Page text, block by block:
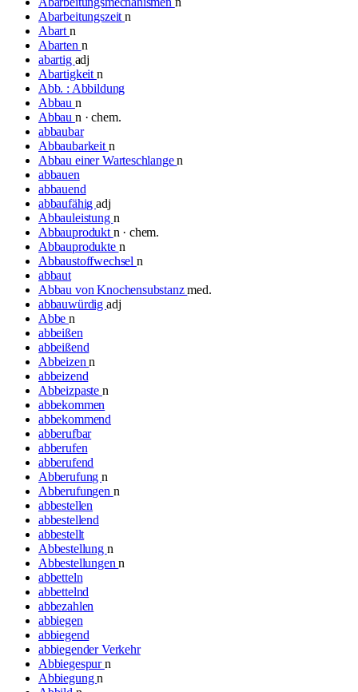
Abarbeitungszeitn
Abart n
Abarten n
abartig adj
Abartigkeit n
Abb. : Abbildung
Abbau n
Abbau n · chem.
abbaubar
Abbaubarkeit n
Abbau einer Warteschlangen
abbauen
abbauend
abbaufähigadj
Abbauleistung n
Abbauprodukt n · chem.
Abbauprodukte n
Abbaustoffwechsel n
abbaut
Abbau von Knochensubstanzmed.
abbauwürdig adj
Abben
abbeißen
abbeißend
Abbeizenn
abbeizend
Abbeizpaste n
abbekommen
abbekommend
abberufbar
abberufen
abberufend
Abberufungn
Abberufungen n
abbestellen
abbestellend
abbestellt
Abbestellung n
Abbestellungenn
abbetteln
abbettelnd
abbezahlen
abbiegen
abbiegend
abbiegender Verkehr
Abbiegespurn
Abbiegungn